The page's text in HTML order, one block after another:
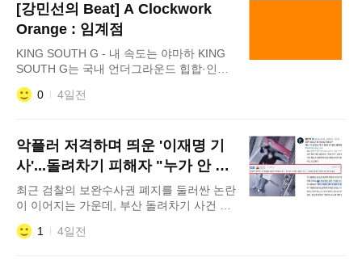
구협회는 서울과 울산 등에서 안마업소 비용
을 법인카드로 결제했다. 이에 대해 축구협
회 관계자는 "당시에는 관행적으로 이뤄지던
[강민선의 Beat] A Clockwork
Orange : 임계점
KING SOUTH G - 내 속도는 야마하 KING
SOUTH G는 국내 언더그라운드 힙합·인터
넷 기반 음악 신(Scene)에서 활동하는 아티
스트다. 음원 플랫폼을 중심으로 작품을 발
로 알려져 있다. KING SOUTH G의 음악은
기존 힙합의 문법
0 4일전
악플러 저격하며 띄운 '이재명 기
사'...돌려차기 피해자 "누가 안 읽
었나 보라"
최근 검찰의 보완수사권 폐지를 둘러싼 논란
이 이어지는 가운데, 부산 돌려차기 사건 피
해자 김진주 씨가 일부 언론의 보도 내용을
정면으로 반박했다. 5일 김진주 씨는 자신의
1 4일전